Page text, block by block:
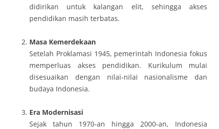
didirikan untuk kalangan elit, sehingga akses
pendidikan masih terbatas.
Masa Kemerdekaan
Setelah Proklamasi 1945, pemerintah Indonesia fokus
memperluas akses pendidikan. Kurikulum mulai
disesuaikan dengan nilai-nilai nasionalisme dan
budaya Indonesia.
Era Modernisasi
Sejak tahun 1970-an hingga 2000-an, Indonesia